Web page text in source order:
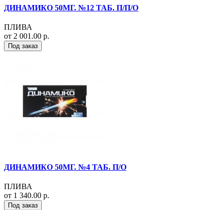
ДИНАМИКО 50МГ. №12 ТАБ. П/П/О
ПЛИВА
от 2 001.00 р.
Под заказ
ДИНАМИКО 50МГ. №4 ТАБ. П/О
ПЛИВА
от 1 340.00 р.
Под заказ